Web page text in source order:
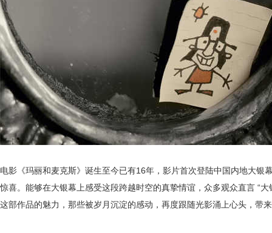
电影《玛丽和麦克斯》诞生至今已有16年，影片首次登陆中国内地大银
惊喜。能够在大银幕上感受这段跨越时空的真挚情谊，众多观众直言 “
这部作品的魅力，那些被岁月沉淀的感动，再度跟随光影涌上心头，带